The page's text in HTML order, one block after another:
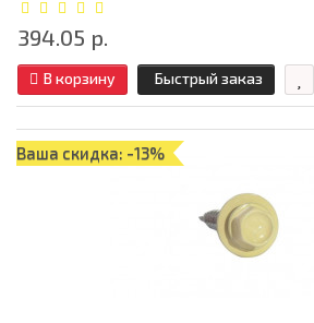
394.05 р.
В корзину Быстрый заказ
Ваша скидка: -13%